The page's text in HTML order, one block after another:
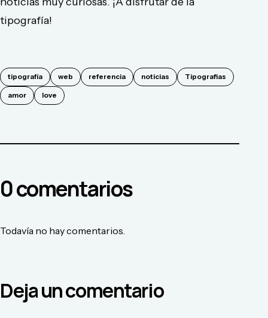
tipografía!
tipografía web referencia noticias Tipografias
amor love
0comentarios
Todavía no hay comentarios.
Deja un comentario